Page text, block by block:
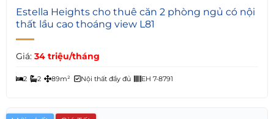
6
Estella Heights cho thuê căn 2 phòng ngủ có nội
thất lầu cao thoáng view L81
Giá: 34 triệu/tháng
2 2 89m² Nội thất đầy đủ EH 7-8791